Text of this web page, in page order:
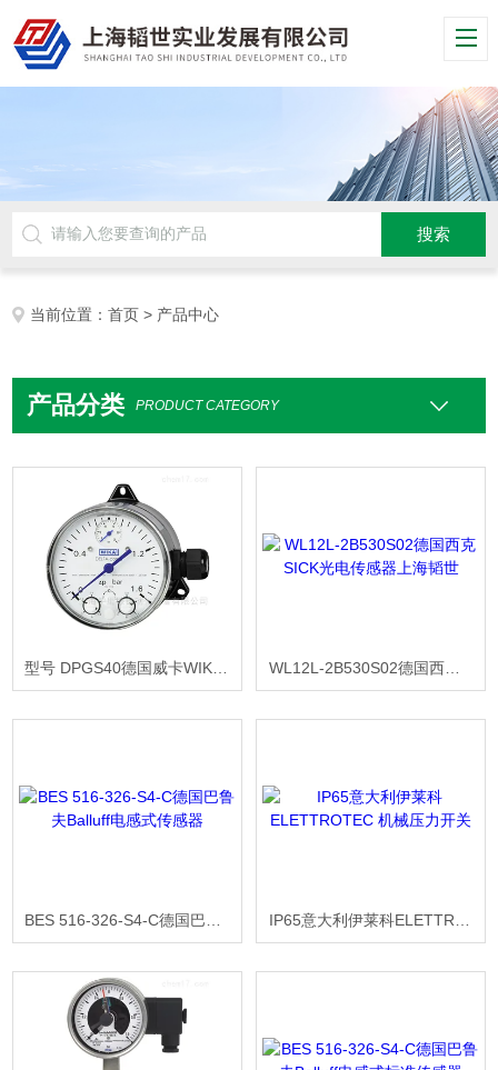
当前位置：首页 > 产品中心
产品分类 PRODUCT CATEGORY
型号 DPGS40德国威卡WIKA带微动开关的差压表 WL12L-2B530S02德国西克SICK光电传感器上海韬世
BES 516-326-S4-C德国巴鲁夫Balluff电感式传感器 IP65意大利伊莱科ELETTROTEC 机械压力开关